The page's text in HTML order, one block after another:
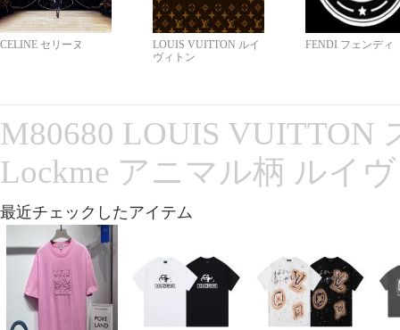
CELINE セリーヌ
LOUIS VUITTON ルイ
ヴィトン
FENDI フェンディ
M80680 LOUIS VUITTON
Lockme アニマル柄 ルイ
最近チェックしたアイテム